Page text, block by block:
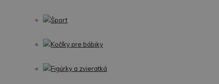
Šport
Kočíky pre bábiky
Figúrky a zvieratká